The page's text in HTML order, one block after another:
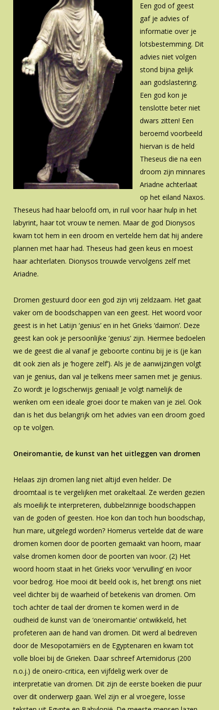
Een god of geest
gaf je advies of
informatie over je
lotsbestemming. Dit
advies niet volgen
stond bijna gelijk
aan godslastering.
Een god kon je
tenslotte beter niet
dwars zitten! Een
beroemd voorbeeld
hiervan is de held
Theseus die na een
droom zijn minnares
Ariadne achterlaat
op het eiland Naxos.
Theseus had haar beloofd om, in ruil voor haar hulp in het
labyrint, haar tot vrouw te nemen. Maar de god Dionysos
kwam tot hem in een droom en vertelde hem dat hij andere
plannen met haar had. Theseus had geen keus en moest
haar achterlaten. Dionysos trouwde vervolgens zelf met
Ariadne.
Dromen gestuurd door een god zijn vrij zeldzaam. Het gaat
vaker om de boodschappen van een geest. Het woord voor
geest is in het Latijn ‘genius’ en in het Grieks ‘daimon’. Deze
geest kan ook je persoonlijke ‘genius’ zijn. Hiermee bedoelen
we de geest die al vanaf je geboorte continu bij je is (je kan
dit ook zien als je ‘hogere zelf’). Als je de aanwijzingen volgt
van je genius, dan val je telkens meer samen met je genius.
Zo wordt je logischerwijs geniaal! Je volgt namelijk de
wenken om een ideale groei door te maken van je ziel. Ook
dan is het dus belangrijk om het advies van een droom goed
op te volgen.
Oneiromantie, de kunst van het uitleggen van dromen
Helaas zijn dromen lang niet altijd even helder. De
droomtaal is te vergelijken met orakeltaal. Ze werden gezien
als moeilijk te interpreteren, dubbelzinnige boodschappen
van de goden of geesten. Hoe kon dan toch hun boodschap,
hun mare, uitgelegd worden? Homerus vertelde dat de ware
dromen komen door de poorten gemaakt van hoorn, maar
valse dromen komen door de poorten van ivoor. (2) Het
woord hoorn staat in het Grieks voor ‘vervulling’ en ivoor
voor bedrog. Hoe mooi dit beeld ook is, het brengt ons niet
veel dichter bij de waarheid of betekenis van dromen. Om
toch achter de taal der dromen te komen werd in de
oudheid de kunst van de ‘oneiromantie’ ontwikkeld, het
profeteren aan de hand van dromen. Dit werd al bedreven
door de Mesopotamiërs en de Egyptenaren en kwam tot
volle bloei bij de Grieken. Daar schreef Artemidorus (200
n.o.j.) de oneiro-critica, een vijfdelig werk over de
interpretatie van dromen. Dit zijn de eerste boeken die puur
over dit onderwerp gaan. Wel zijn er al vroegere, losse